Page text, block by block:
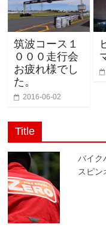
筑波コース１
０００走行会
お疲れ様でし
た。
2016-06-02
Title
バイク
スピン